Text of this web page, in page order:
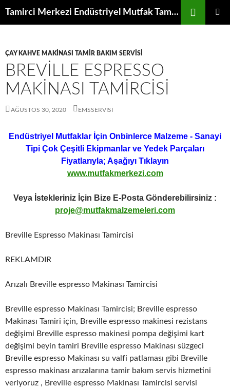
Tamirci Merkezi Endüstriyel Mutfak Tamiri Periyodik Bakımı Servisi
ÇAY KAHVE MAKINASI TAMIR BAKIM SERVISI
BREVILLE ESPRESSO
MAKINASI TAMIRCISI
AĞUSTOS 30, 2020 EMSSERVISI
Endüstriyel Mutfaklar İçin Onbinlerce Malzeme - Sanayi
Tipi Çok Çeşitli Ekipmanlar ve Yedek Parçaları
Fiyatlarıyla; Aşağıyı Tıklayın
www.mutfakmerkezi.com
Veya İstekleriniz İçin Bize E-Posta Gönderebilirsiniz :
proje@mutfakmalzemeleri.com
Breville Espresso Makinası Tamircisi
REKLAMDIR
Arızalı Breville espresso Makinası Tamircisi
Breville espresso Makinası Tamircisi; Breville espresso
Makinası Tamiri için, Breville espresso makinesi rezistans
değişimi Breville espresso makinesi pompa değişimi kart
değişimi beyin tamiri Breville espresso Makinası süzgeci
Breville espresso Makinası su valfi patlaması gibi Breville
espresso makinası arızalarına tamir bakım servis hizmetini
veriyoruz , Breville espresso Makinası Tamircisi servisi